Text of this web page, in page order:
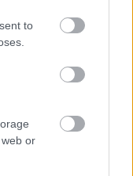
to
or
lélekkel
töltsük
újabb
hibázunk is,
az,